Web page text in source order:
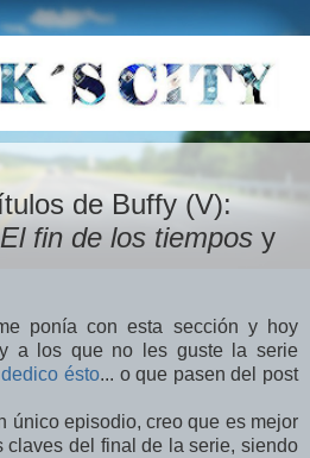
de Buffy (V):
El fin de los tiempos y
ponía con esta sección y hoy
a los que no les guste la serie
dedico ésto... o que pasen del post
único episodio, creo que es mejor
claves del final de la serie, siendo